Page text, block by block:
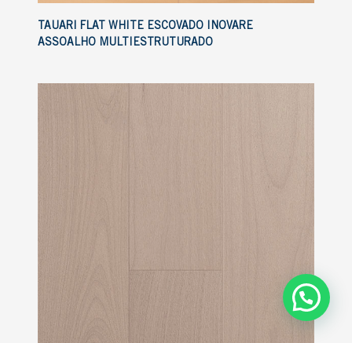
TAUARI FLAT WHITE ESCOVADO INOVARE
ASSOALHO MULTIESTRUTURADO